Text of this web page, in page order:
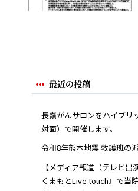
最近の投稿
長嶺がんサロンをハイブリ
対面）で開催します。
令和8年熊本地震 救護班の
【メディア報道（テレビ出
くまもとLive touch』で当